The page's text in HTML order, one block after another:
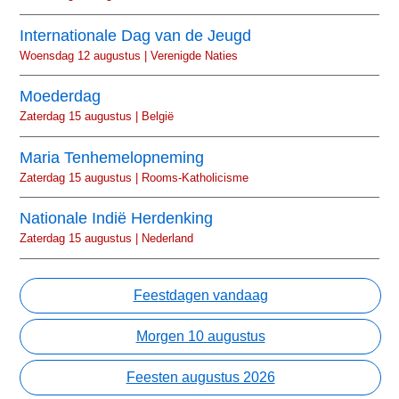
Internationale Dag van de Jeugd
Woensdag 12 augustus | Verenigde Naties
Moederdag
Zaterdag 15 augustus | België
Maria Tenhemelopneming
Zaterdag 15 augustus | Rooms-Katholicisme
Nationale Indië Herdenking
Zaterdag 15 augustus | Nederland
Feestdagen vandaag
Morgen 10 augustus
Feesten augustus 2026